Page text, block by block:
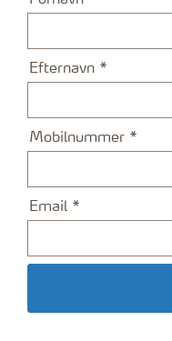
Efternavn
Mobilnummer
Email